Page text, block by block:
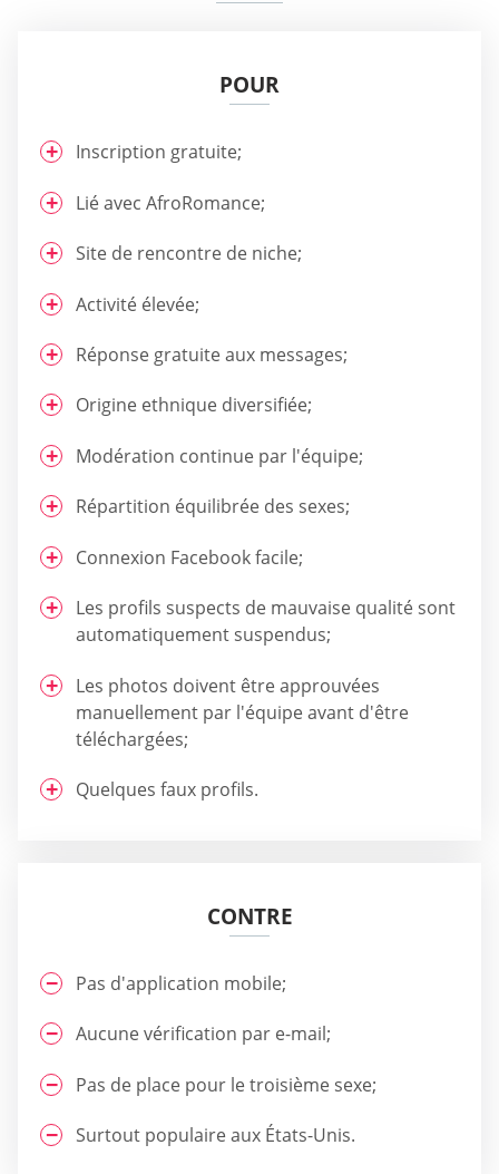
POUR
Inscription gratuite;
Lié avec AfroRomance;
Site de rencontre de niche;
Activité élevée;
Réponse gratuite aux messages;
Origine ethnique diversifiée;
Modération continue par l'équipe;
Répartition équilibrée des sexes;
Connexion Facebook facile;
Les profils suspects de mauvaise qualité sont
automatiquement suspendus;
Les photos doivent être approuvées
manuellement par l'équipe avant d'être
téléchargées;
Quelques faux profils.
CONTRE
Pas d'application mobile;
Aucune vérification par e-mail;
Pas de place pour le troisième sexe;
Surtout populaire aux États-Unis.